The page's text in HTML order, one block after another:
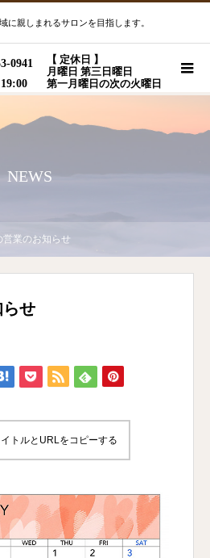
に親しまれるサロンを目指します。
0941
【 定休日 】
月曜日 第三日曜日
第一月曜日の次の火曜日
NEWS
営業のお知らせ
せ
トルとURLをコピーする